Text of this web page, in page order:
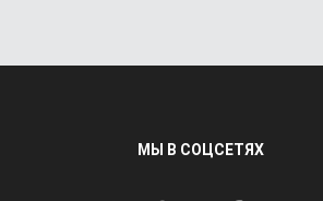
МЫ В СОЦСЕТЯХ